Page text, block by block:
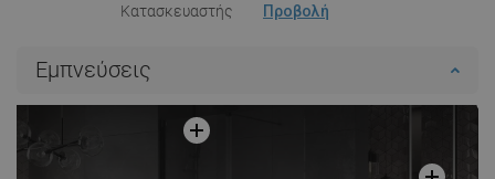
Κατασκευαστής Προβολή
Εμπνεύσεις